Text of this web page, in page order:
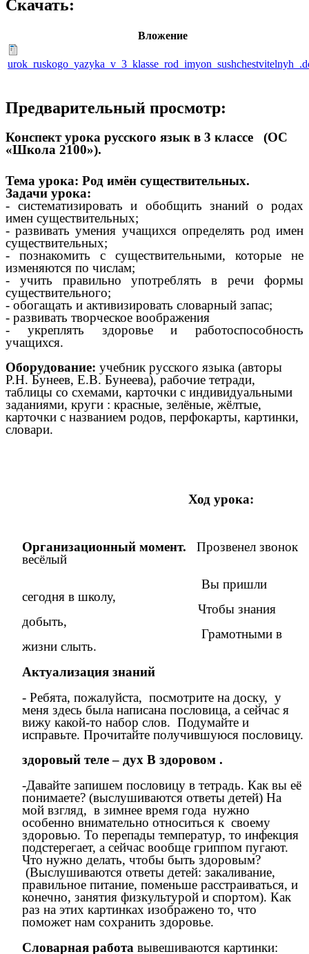
Скачать:
Вложение
Предварительный просмотр:
Конспект урока русского язык в 3 классе (ОС
«Школа 2100»).
Тема урока: Род имён существительных.
Задачи урока:
- систематизировать и обобщить знаний о родах
имен существительных;
- развивать умения учащихся определять род имен
существительных;
- познакомить с существительными, которые не
изменяются по числам;
- учить правильно употреблять в речи формы
существительного;
- обогащать и активизировать словарный запас;
- развивать творческое воображения
- укреплять здоровье и работоспособность
учащихся.
Оборудование: учебник русского языка (авторы
Р.Н. Бунеев, Е.В. Бунеева), рабочие тетради,
таблицы со схемами, карточки с индивидуальными
заданиями, круги : красные, зелёные, жёлтые,
карточки с названием родов, перфокарты, картинки,
словари.
Ход урока:
Организационный момент. Прозвенел звонок
весёлый
Вы пришли
сегодня в школу,
Чтобы знания
добыть,
Грамотными в
жизни слыть.
Актуализация знаний
- Ребята, пожалуйста, посмотрите на доску, у
меня здесь была написана пословица, а сейчас я
вижу какой-то набор слов. Подумайте и
исправьте. Прочитайте получившуюся пословицу.
здоровый теле – дух В здоровом .
-Давайте запишем пословицу в тетрадь. Как вы её
понимаете? (выслушиваются ответы детей) На
мой взгляд, в зимнее время года нужно
особенно внимательно относиться к своему
здоровью. То перепады температур, то инфекция
подстерегает, а сейчас вообще гриппом пугают.
Что нужно делать, чтобы быть здоровым?
(Выслушиваются ответы детей: закаливание,
правильное питание, поменьше расстраиваться, и
конечно, занятия физкультурой и спортом). Как
раз на этих картинках изображено то, что
поможет нам сохранить здоровье.
Словарная работа вывешиваются картинки: